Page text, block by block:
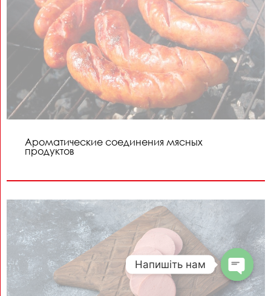
Ароматические соединения мясных
продуктов
Напишіть нам
Open